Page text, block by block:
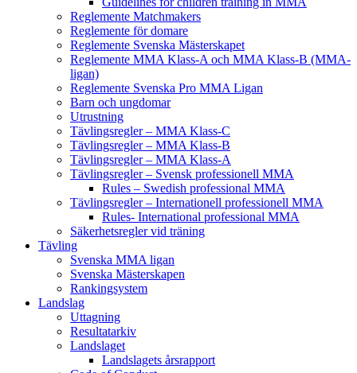
Reglemente Matchmakers
Reglemente för domare
Reglemente Svenska Mästerskapet
Reglemente MMA Klass-A och MMA Klass-B (MMA-
ligan)
Reglemente Svenska Pro MMA Ligan
Barn och ungdomar
Utrustning
Tävlingsregler – MMA Klass-C
Tävlingsregler – MMA Klass-B
Tävlingsregler – MMA Klass-A
Tävlingsregler – Svensk professionell MMA
Rules – Swedish professional MMA
Tävlingsregler – Internationell professionell MMA
Rules- International professional MMA
Säkerhetsregler vid träning
Tävling
Svenska MMA ligan
Svenska Mästerskapen
Rankingsystem
Landslag
Uttagning
Resultatarkiv
Landslaget
Landslagets årsrapport